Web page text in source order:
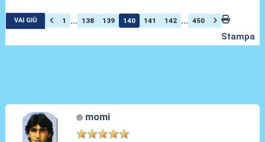
VAI GIÙ 1 ... 138 139 140 141 142 ... 450
Stampa
momi